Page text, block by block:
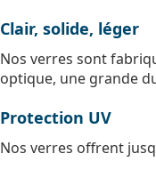
Clair, solide, léger
Nos verres sont
optique, une grande
Protection UV
Nos verres offrent